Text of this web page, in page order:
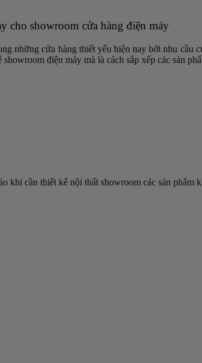
cho showroom cửa hàng điện máy
những cửa hàng thiết yếu hiện nay bởi nhu
điện máy mà là cách sắp xếp các sản
khi cần thiết kế nội thất showroom các sản phẩm